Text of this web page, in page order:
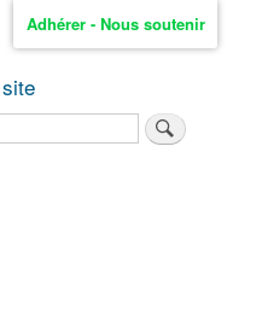
Adhérer - Nous soutenir